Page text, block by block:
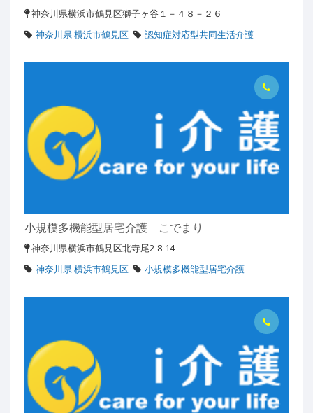
神奈川県横浜市鶴見区獅子ヶ谷１－４８－２６
神奈川県 横浜市鶴見区
認知症対応型共同生活介護
小規模多機能型居宅介護 こでまり
神奈川県横浜市鶴見区北寺尾2-8-14
神奈川県 横浜市鶴見区
小規模多機能型居宅介護